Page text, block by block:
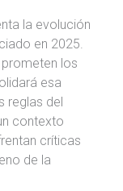
la evolución
en 2025.
los
esa
reglas del
contexto
críticas
de la